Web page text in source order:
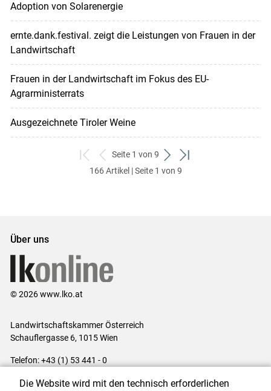
Adoption von Solarenergie
ernte.dank.festival. zeigt die Leistungen von Frauen in der
Landwirtschaft
Frauen in der Landwirtschaft im Fokus des EU-
Agrarministerrats
Ausgezeichnete Tiroler Weine
zum
ersten
zurück
zum
Seite 1 von 9
weiter
zum
zum
166 Artikel | Seite 1 von 9
Über uns
© 2026 www.lko.at
Landwirtschaftskammer Österreich
Schauflergasse 6, 1015 Wien
Telefon:+43 (1) 53 441 - 0
Die Website wird mit den technisch erforderlichen